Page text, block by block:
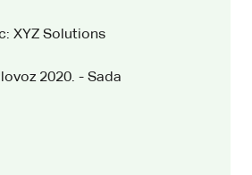
XYZ Solutions
2020. - Sada